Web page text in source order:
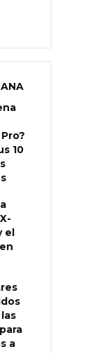
10
el
a